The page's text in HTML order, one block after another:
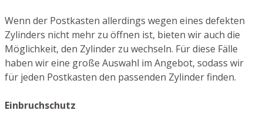
Wenn der Postkasten allerdings wegen eines defekten
Zylinders nicht mehr zu öffnen ist, bieten wir auch die
Möglichkeit, den Zylinder zu wechseln. Für diese Fälle
haben wir eine große Auswahl im Angebot, sodass wir
für jeden Postkasten den passenden Zylinder finden.
Einbruchschutz